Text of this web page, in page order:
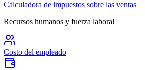
Calculadora de impuestos sobre las ventas
Recursos humanos y fuerza laboral
Costo del empleado